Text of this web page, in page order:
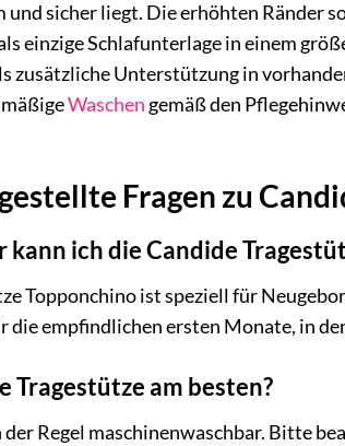
und sicher liegt. Die erhöhten Ränder
einzige Schlafunterlage in einem
zusätzliche Unterstützung in
Waschen gemäß den
Fragen zu
ich die Candide
Topponchino ist speziell für
die empfindlichen ersten Monate, in
Tragestütze am besten?
Regel maschinenwaschbar. Bitte